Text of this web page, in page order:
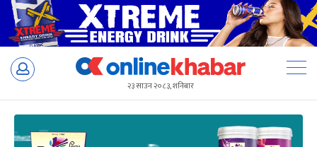
Skip
२३ साउन २०८३, शनिबार